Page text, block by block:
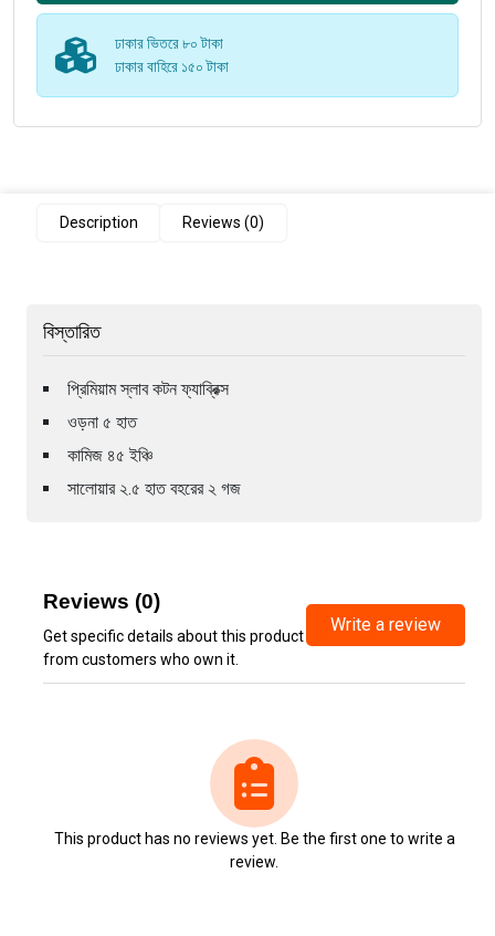
ঢাকার ভিতরে ৮০ টাকা
ঢাকার বাহিরে ১৫০ টাকা
Description Reviews (0)
বিস্তারিত
প্রিমিয়াম স্লাব কটন ফ্যাব্রিক্স
ওড়না ৫ হাত
কামিজ ৪৫ ইঞ্চি
সালোয়ার ২.৫ হাত বহরের ২ গজ
Reviews (0)
Get specific details about this product
from customers who own it.
Write a review
This product has no reviews yet. Be the first one to write a
review.